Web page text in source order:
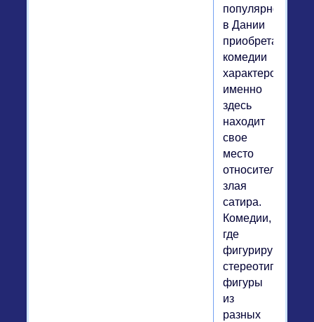
популярность
в Дании
приобретают
комедии
характеров,
именно
здесь
находит
свое
место
относительно
злая
сатира.
Комедии,
где
фигурируют
стереотипные
фигуры
из
разных